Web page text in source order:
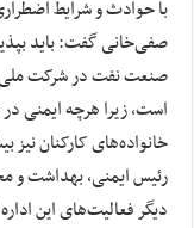
با حوادث و شرایط
صفی‌خانی گفت: باید
صنعت نفت در شرکت
است، زیرا هرچه ایمنی
خانواده‌های کارکنان نیز
رئیس ایمنی، بهداشت